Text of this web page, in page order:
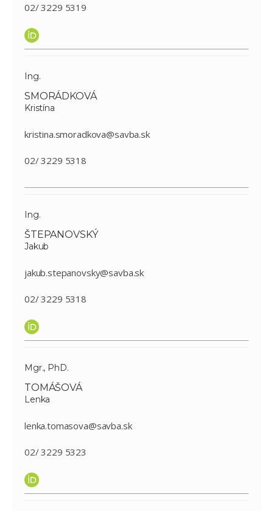
02/ 3229 5319
Ing.
SMORÁDKOVÁ
Kristína
kristina.smoradkova@savba.sk
02/ 3229 5318
Ing.
ŠTEPANOVSKÝ
Jakub
jakub.stepanovsky@savba.sk
02/ 3229 5318
Mgr., PhD.
TOMÁŠOVÁ
Lenka
lenka.tomasova@savba.sk
02/ 3229 5323